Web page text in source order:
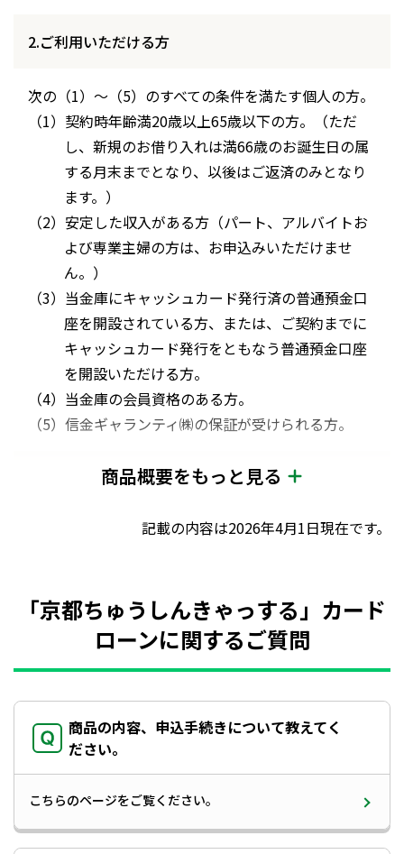
2.ご利用いただける方
次の（1）～（5）のすべての条件を満たす個人の方。
（1）契約時年齢満20歳以上65歳以下の方。（ただ
し、新規のお借り入れは満66歳のお誕生日の属
する月末までとなり、以後はご返済のみとなり
ます。）
（2）安定した収入がある方（パート、アルバイトお
よび専業主婦の方は、お申込みいただけませ
ん。）
（3）当金庫にキャッシュカード発行済の普通預金口
座を開設されている方、または、ご契約までに
キャッシュカード発行をともなう普通預金口座
を開設いただける方。
（4）当金庫の会員資格のある方。
（5）信金ギャランティ㈱の保証が受けられる方。
3.お使いみち
自由（ただし、事業資金は除きます）
50万円～800万円（10万円単位）
300万円コース、500万円コース、800万円コースのいずれかからお
選びいただき、本申込の際に契約可能な範囲内で正式な貸越極度額
を決定いただきます。
貸越極度額は、審査結果により決定します。
お借入期間中に、貸越極度額の範囲内でご利用限度額を増減させて
いただく場合があります。（0円になることもあります。）
5.お借入方法
商品概要をもっと見る
記載の内容は2026年4月1日現在です。
「京都ちゅうしんきゃっする」カード
ローンに関するご質問
商品の内容、申込手続きについて教えてく
ださい。
こちらのページをご覧ください。